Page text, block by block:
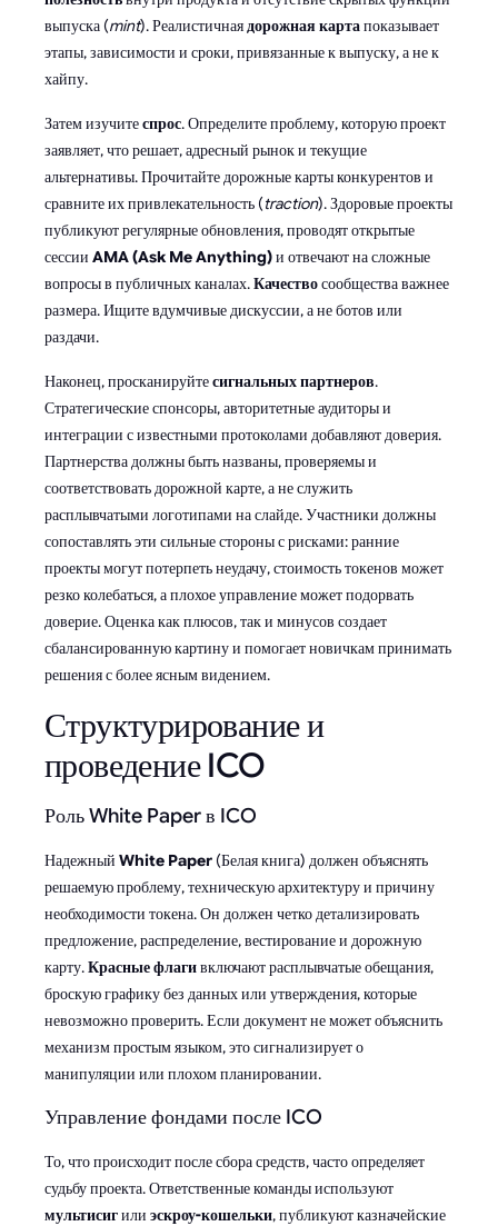
выпуска (mint). Реалистичнаядорожная картапоказывает
этапы, зависимости и сроки, привязанные к выпуску, а не к
хайпу.
Затем изучитеспрос. Определите проблему, которую проект
заявляет, что решает, адресный рынок и текущие
альтернативы. Прочитайте дорожные карты конкурентов и
сравните их привлекательность (traction). Здоровые проекты
публикуют регулярные обновления, проводят открытые
сессии AMA (Ask Me Anything)и отвечают на сложные
вопросы в публичных каналах.Качествосообщества важнее
размера. Ищите вдумчивые дискуссии, а не ботов или
раздачи.
Наконец, просканируйтесигнальных партнеров.
Стратегические спонсоры, авторитетные аудиторы и
интеграции с известными протоколами добавляют доверия.
Партнерства должны быть названы, проверяемы и
соответствовать дорожной карте, а не служить
расплывчатыми логотипами на слайде. Участники должны
сопоставлять эти сильные стороны с рисками: ранние
проекты могут потерпеть неудачу, стоимость токенов может
резко колебаться, а плохое управление может подорвать
доверие. Оценка как плюсов, так и минусов создает
сбалансированную картину и помогает новичкам принимать
решения с более ясным видением.
Структурирование и
проведение ICO
Роль White Paper в ICO
Надежный White Paper (Белая книга) должен объяснять
решаемую проблему, техническую архитектуру и причину
необходимости токена. Он должен четко детализировать
предложение, распределение, вестирование и дорожную
карту.Красные флагивключают расплывчатые обещания,
броскую графику без данных или утверждения, которые
невозможно проверить. Если документ не может объяснить
механизм простым языком, это сигнализирует о
манипуляции или плохом планировании.
Управление фондами после ICO
То, что происходит после сбора средств, часто определяет
судьбу проекта. Ответственные команды используют
мультисигили эскроу-кошельки, публикуют казначейские